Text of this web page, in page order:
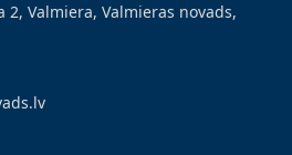
2, Valmiera, Valmieras novads,